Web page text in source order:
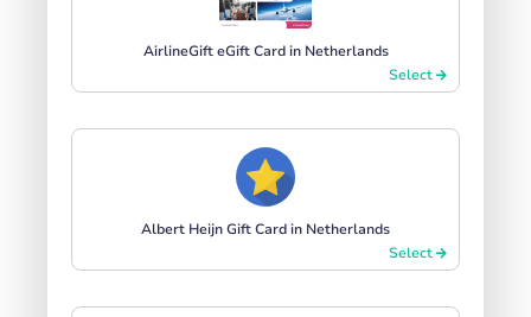
AirlineGift eGift Card in Netherlands
Select
Albert Heijn Gift Card in Netherlands
Select